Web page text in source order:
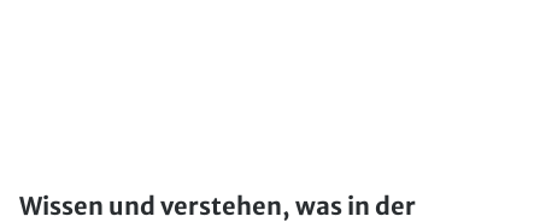
Wissen und verstehen, was in der